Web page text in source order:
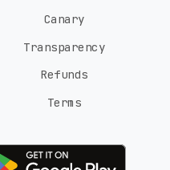
Canary
Transparency
Refunds
Terms